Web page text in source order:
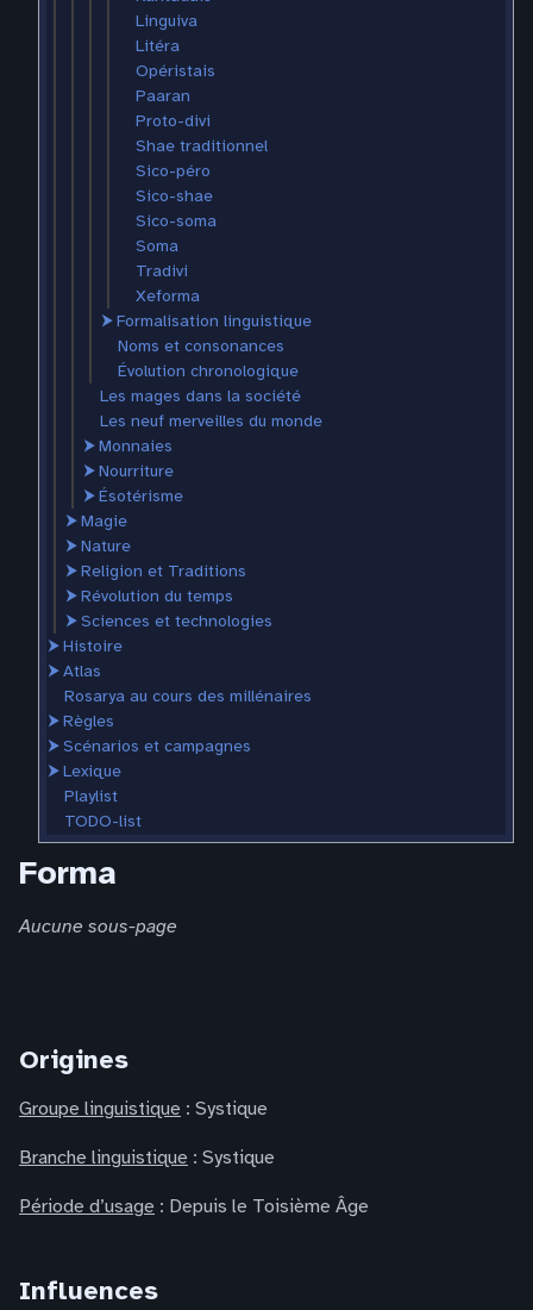
Linguiva
Litéra
Opéristais
Paaran
Proto-divi
Shae traditionnel
Sico-péro
Sico-shae
Sico-soma
Soma
Tradivi
Xeforma
⮞Formalisation linguistique
Noms et consonances
Évolution chronologique
Les mages dans la société
Les neuf merveilles du monde
⮞Monnaies
⮞Nourriture
⮞Ésotérisme
⮞Magie
⮞Nature
⮞Religion et Traditions
⮞Révolution du temps
⮞Sciences et technologies
⮞Histoire
⮞Atlas
Rosarya au cours des millénaires
⮞Règles
⮞Scénarios et campagnes
⮞Lexique
Playlist
TODO-list
Forma
Aucune sous-page
Origines
Groupe linguistique : Systique
Branche linguistique : Systique
Période d’usage : Depuis le Toisième Âge
Influences